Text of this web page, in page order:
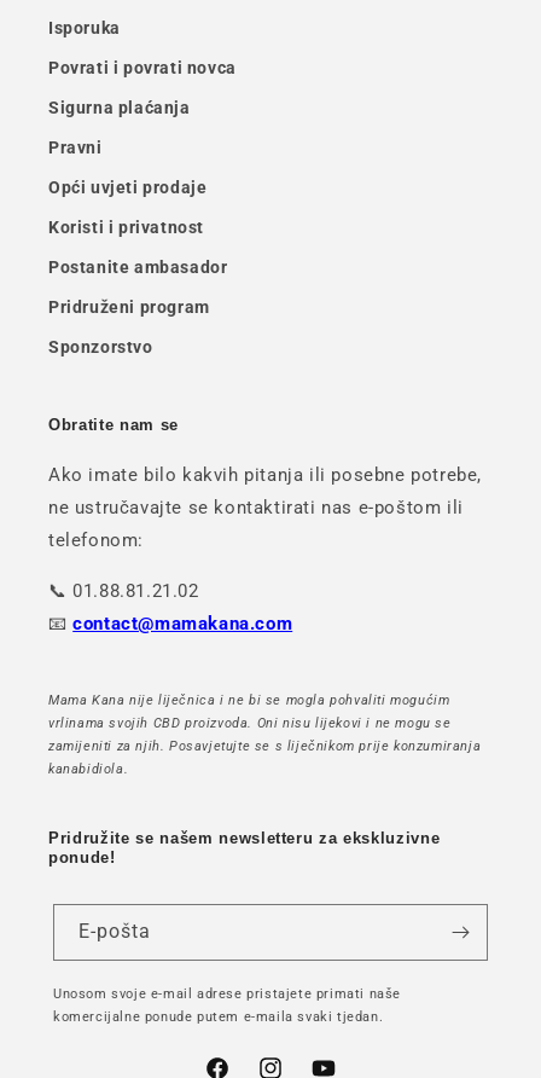
Isporuka
Povrati i povrati novca
Sigurna plaćanja
Pravni
Opći uvjeti prodaje
Koristi i privatnost
Postanite ambasador
Pridruženi program
Sponzorstvo
Obratite nam se
Ako imate bilo kakvih pitanja ili posebne potrebe,
ne ustručavajte se kontaktirati nas e-poštom ili
telefonom:
📞 01.88.81.21.02
📧contact@mamakana.com
Mama Kana nije liječnica i ne bi se mogla pohvaliti mogućim
vrlinama svojih CBD proizvoda. Oni nisu lijekovi i ne mogu se
zamijeniti za njih. Posavjetujte se s liječnikom prije konzumiranja
kanabidiola.
Pridružite se našem newsletteru za ekskluzivne
ponude!
E-pošta
Unosom svoje e-mail adrese pristajete primati naše
komercijalne ponude putem e-maila svaki tjedan.